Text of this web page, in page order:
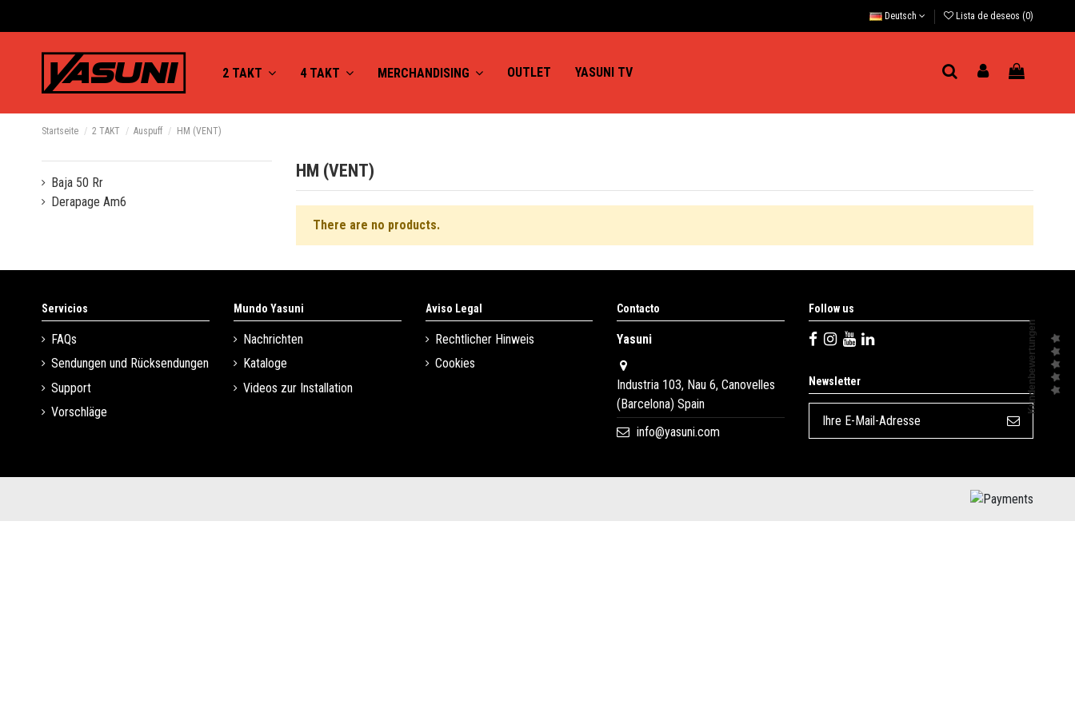
Deutsch Lista de deseos (0)
2 TAKT 4 TAKT MERCHANDISING OUTLET YASUNI TV
Startseite 2 TAKT Auspuff HM (VENT)
HM (VENT)
There are no products.
Baja 50 Rr
Derapage Am6
Servicios
FAQs
Sendungen und Rücksendungen
Support
Vorschläge
Mundo Yasuni
Nachrichten
Kataloge
Videos zur Installation
Aviso Legal
Rechtlicher Hinweis
Cookies
Contacto
Yasuni
Industria 103, Nau 6, Canovelles
(Barcelona) Spain
info@yasuni.com
Kundenbewertungen
Follow us
Newsletter